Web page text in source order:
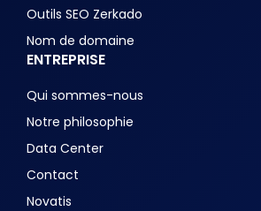
Outils SEO Zerkado
Nom de domaine
ENTREPRISE
Qui sommes-nous
Notre philosophie
Data Center
Contact
Novatis